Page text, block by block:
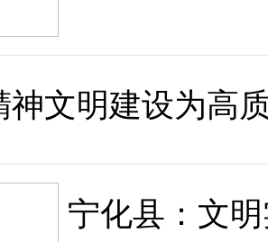
神文明建设为高
宁化县：文